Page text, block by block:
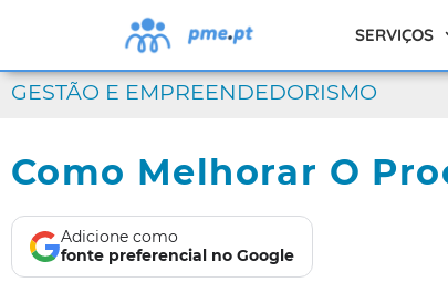
SERVIÇOS
GESTÃO E EMPREENDEDORISMO
Como Melhorar O
Adicione como
fonte preferencial no Google